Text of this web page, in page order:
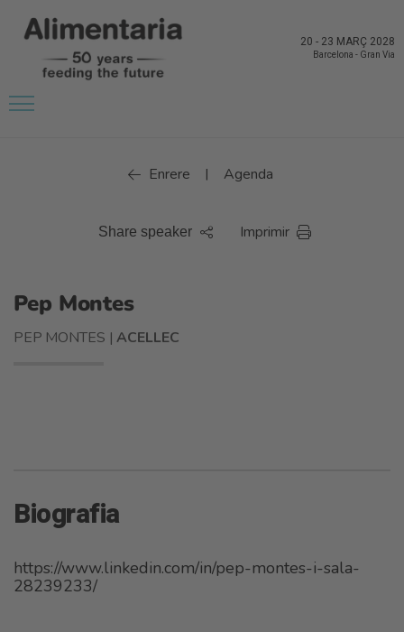
20 - 23 MARÇ 2028
Barcelona - Gran Via
Enrere | Agenda
Share speaker Imprimir
Pep Montes
PEP MONTES |ACELLEC
Biografia
https://www.linkedin.com/in/pep-montes-i-sala-
28239233/